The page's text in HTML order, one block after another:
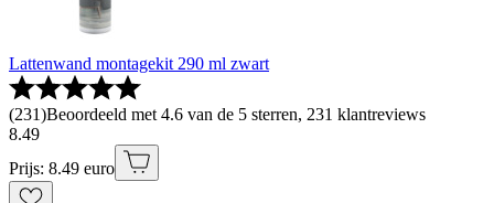
Lattenwand montagekit 290 ml zwart
(231)Beoordeeld met 4.6 van de 5 sterren, 231 klantreviews
8.49
Prijs: 8.49 euro